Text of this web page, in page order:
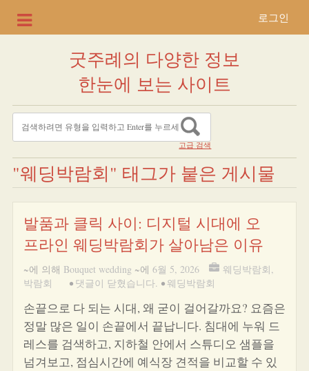
로그인
굿주례의 다양한 정보
한눈에 보는 사이트
고급 검색
"웨딩박람회" 태그가 붙은 게시물
발품과 클릭 사이: 디지털 시대에 오
프라인 웨딩박람회가 살아남은 이유
~에 의해 Bouquet wedding ~에 6월 5, 2026 웨딩박람회,
박람회
• 댓글이 닫혔습니다. •웨딩박람회
손끝으로 다 되는 시대, 왜 굳이 걸어갈까요? 요즘은
정말 많은 일이 손끝에서 끝납니다. 침대에 누워 드
레스를 검색하고, 지하철 안에서 스튜디오 샘플을
넘겨보고, 점심시간에 예식장 견적을 비교할 수 있